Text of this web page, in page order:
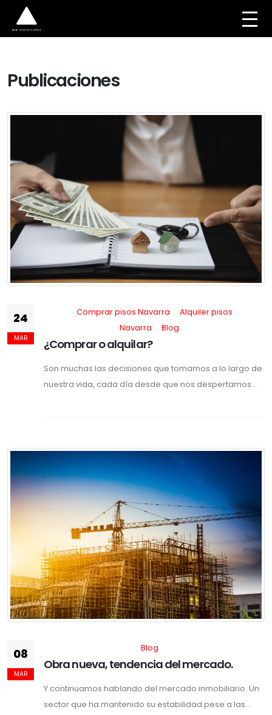
Publicaciones
24
MAR
Comprar pisos Navarra
Alquiler pisos
Navarra
Blog
¿Comprar o alquilar?
Son muchas las decisiones que tomamos a lo largo de
nuestra vida, cada día desde que nos despertamos...
08
MAR
Blog
Obra nueva, tendencia del mercado.
Y continuamos hablando del mercado inmobiliario. Un
sector que ha mantenido su estabilidad pese a las...